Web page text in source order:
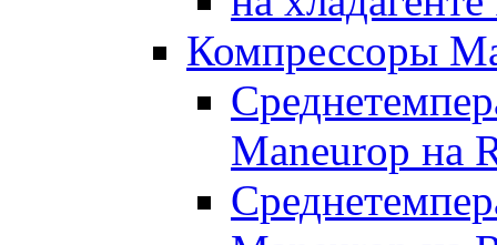
Компрессоры
Maneurop на